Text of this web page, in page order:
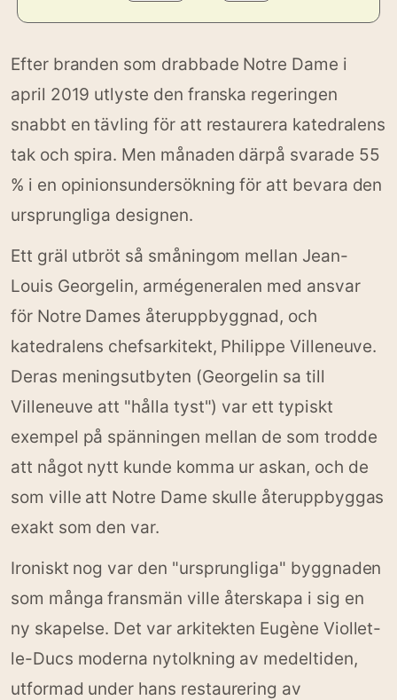
Efter branden som drabbade Notre Dame i
april 2019 utlyste den franska regeringen
snabbt en tävling för att restaurera katedralens
tak och spira. Men månaden därpå svarade 55
% i en opinionsundersökning för att bevara den
ursprungliga designen.
Ett gräl utbröt så småningom mellan Jean-
Louis Georgelin, armégeneralen med ansvar
för Notre Dames återuppbyggnad, och
katedralens chefsarkitekt, Philippe Villeneuve.
Deras meningsutbyten (Georgelin sa till
Villeneuve att "hålla tyst") var ett typiskt
exempel på spänningen mellan de som trodde
att något nytt kunde komma ur askan, och de
som ville att Notre Dame skulle återuppbyggas
exakt som den var.
Ironiskt nog var den "ursprungliga" byggnaden
som många fransmän ville återskapa i sig en
ny skapelse. Det var arkitekten Eugène Viollet-
le-Ducs moderna nytolkning av medeltiden,
utformad under hans restaurering av